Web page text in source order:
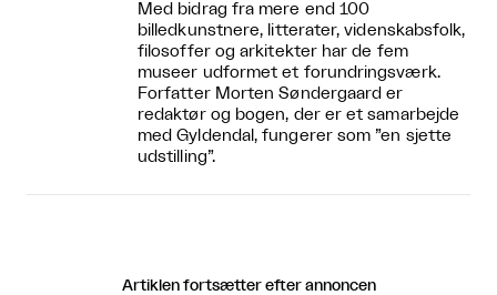
Med bidrag fra mere end 100
billedkunstnere, litterater, videnskabsfolk,
filosoffer og arkitekter har de fem
museer udformet et forundringsværk.
Forfatter Morten Søndergaard er
redaktør og bogen, der er et samarbejde
med Gyldendal, fungerer som ”en sjette
udstilling”.
Artiklen fortsætter efter annoncen